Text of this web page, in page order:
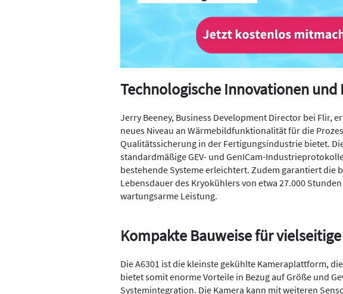
Technologische Innovationen
Jerry Beeney, Business Development Director bei Flir,
neues Niveau an Wärmebildfunktionalität für die
Qualitätssicherung in der Fertigungsindustrie bietet.
standardmäßige GEV- und GenICam-
bestehende Systeme erleichtert. Zudem garantiert die
Lebensdauer des Kryokühlers von etwa 27.000
wartungsarme Leistung.
Kompakte Bauweise für
Die A6301 ist die kleinste gekühlte Kameraplattform,
bietet somit enorme Vorteile in Bezug auf Größe und
Systemintegration. Die Kamera kann mit weiteren